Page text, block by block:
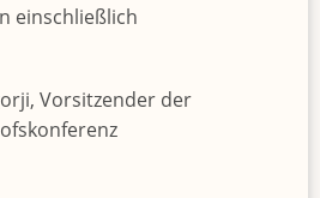
einschließlich
Vorsitzender der